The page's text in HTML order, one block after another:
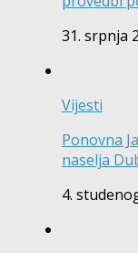
31. srpnja
Vijesti
Ponovna
naselja
4.